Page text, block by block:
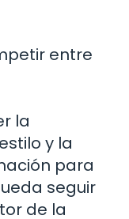
entre
la
y la
para
seguir
de la